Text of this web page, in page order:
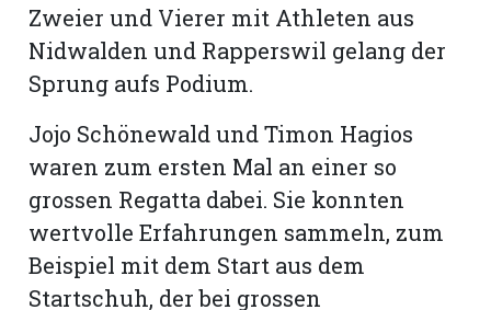
Zweier und Vierer mit Athleten aus
Nidwalden und Rapperswil gelang der
Sprung aufs Podium.
Jojo Schönewald und Timon Hagios
waren zum ersten Mal an einer so
grossen Regatta dabei. Sie konnten
wertvolle Erfahrungen sammeln, zum
Beispiel mit dem Start aus dem
Startschuh, der bei grossen